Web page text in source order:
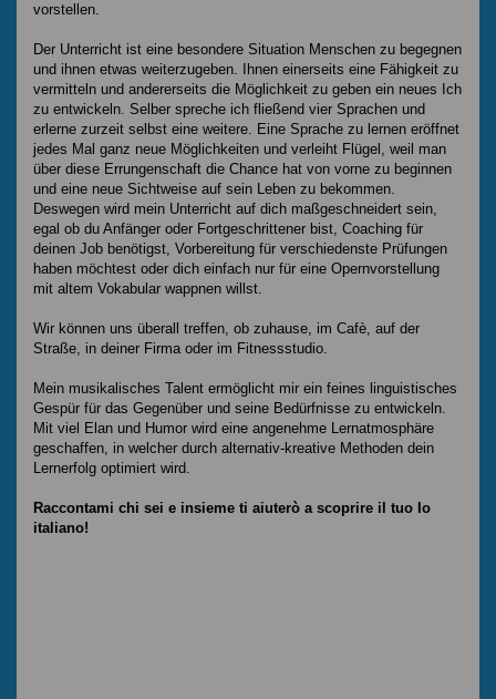
vorstellen.
Der Unterricht ist eine besondere Situation Menschen zu begegnen
und ihnen etwas weiterzugeben. Ihnen einerseits eine Fähigkeit zu
vermitteln und andererseits die Möglichkeit zu geben ein neues Ich
zu entwickeln. Selber spreche ich fließend vier Sprachen und
erlerne zurzeit selbst eine weitere. Eine Sprache zu lernen eröffnet
jedes Mal ganz neue Möglichkeiten und verleiht Flügel, weil man
über diese Errungenschaft die Chance hat von vorne zu beginnen
und eine neue Sichtweise auf sein Leben zu bekommen.
Deswegen wird mein Unterricht auf dich maßgeschneidert sein,
egal ob du Anfänger oder Fortgeschrittener bist, Coaching für
deinen Job benötigst, Vorbereitung für verschiedenste Prüfungen
haben möchtest oder dich einfach nur für eine Opernvorstellung
mit altem Vokabular wappnen willst.
Wir können uns überall treffen, ob zuhause, im Cafè, auf der
Straße, in deiner Firma oder im Fitnessstudio.
Mein musikalisches Talent ermöglicht mir ein feines linguistisches
Gespür für das Gegenüber und seine Bedürfnisse zu entwickeln.
Mit viel Elan und Humor wird eine angenehme Lernatmosphäre
geschaffen, in welcher durch alternativ-kreative Methoden dein
Lernerfolg optimiert wird.
Raccontami chi sei e insieme ti aiuterò a scoprire il tuo Io
italiano!